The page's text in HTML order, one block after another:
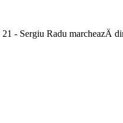
- Sergiu Radu marcheazÄ